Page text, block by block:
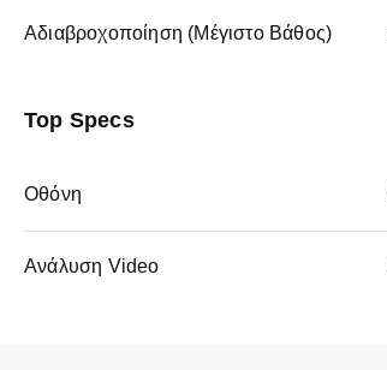
Αδιαβροχοποίηση (Μέγιστο Βάθος)
Top Specs
Οθόνη
Ανάλυση Video